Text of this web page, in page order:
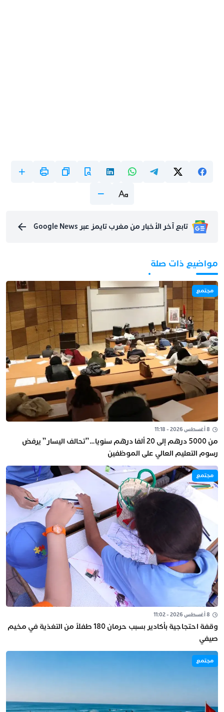
تابع آخر الأخبار من مغرب تايمز عبر Google News
مواضيع ذات صلة
مجتمع
8 أغسطس 2026 - 11:18
من 5000 درهم إلى 20 ألفا درهم سنويا…”تحالف اليسار” يرفض
رسوم التعليم العالي على الموظفين
مجتمع
8 أغسطس 2026 - 11:02
وقفة احتجاجية بأكادير بسبب حرمان 180 طفلاً من التغذية في مخيم
صيفي
مجتمع